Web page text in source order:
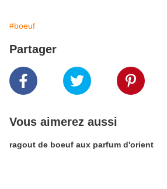
#boeuf
Partager
Vous aimerez aussi
ragout de boeuf aux parfum d'orient